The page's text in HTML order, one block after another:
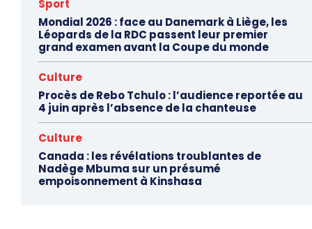
Sport
Mondial 2026 : face au Danemark à Liège, les
Léopards de la RDC passent leur premier
grand examen avant la Coupe du monde
Culture
Procès de Rebo Tchulo : l’audience reportée au
4 juin après l’absence de la chanteuse
Culture
Canada : les révélations troublantes de
Nadège Mbuma sur un présumé
empoisonnement à Kinshasa